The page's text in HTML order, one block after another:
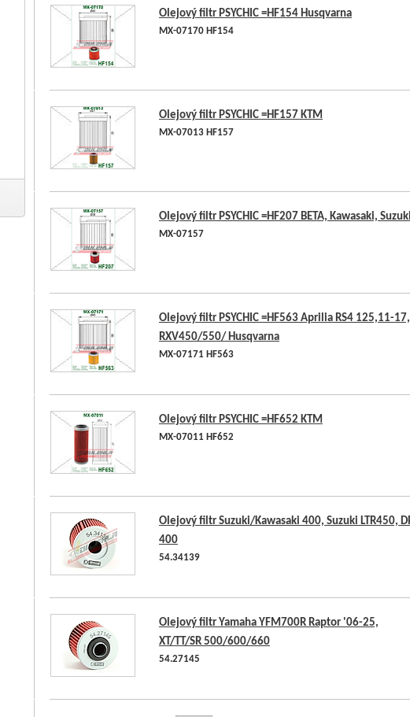
Olejový filtr PSYCHIC =HF154 Husqvarna
MX-07170 HF154
Olejový filtr PSYCHIC =HF157 KTM
MX-07013 HF157
Olejový filtr PSYCHIC =HF207 BETA, Kawasaki, Suzuki
MX-07157
Olejový filtr PSYCHIC =HF563 Aprilia RS4 125,11-17,
RXV450/550/ Husqvarna
MX-07171 HF563
Olejový filtr PSYCHIC =HF652 KTM
MX-07011 HF652
Olejový filtr Suzuki/Kawasaki 400, Suzuki LTR450,
400
54.34139
Olejový filtr Yamaha YFM700R Raptor '06-25,
XT/TT/SR 500/600/660
54.27145